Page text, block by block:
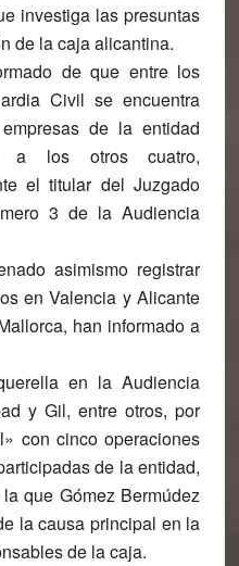
investiga las presuntas
de la caja alicantina.
de que entre los
Civil se encuentra
de la entidad
a los otros cuatro,
el titular del Juzgado
3 de la Audiencia
asimismo registrar
en Valencia y Alicante
han informado a
en la Audiencia
y Gil, entre otros, por
con cinco operaciones
de la entidad,
que Gómez Bermúdez
la causa principal en la
de la caja.